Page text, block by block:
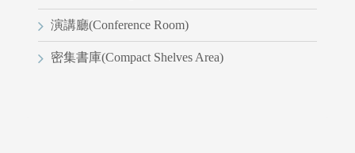
演講廳(Conference Room)
密集書庫(Compact Shelves Area)